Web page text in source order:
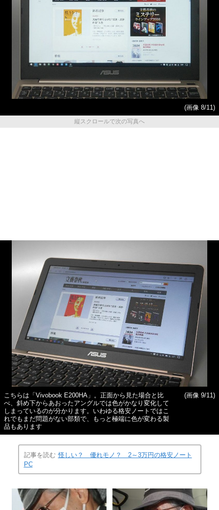
(画像 8/11)
縦スクロールで次の写真へ
こちらは「Vivobook E200HA」。正面から見た場合と比
べ、斜め下からあおったアングルでは色がかなり変化して
しまっているのが分かります。いわゆる格安ノートではこ
れでもまだ問題がない部類で、もっと極端に色が変わる製
品もあります
(画像 9/11)
記事を読む 怪しい？ 優れモノ？ 2～3万円の格安ノート
PC